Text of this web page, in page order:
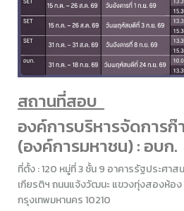
สถานที่สอบ
องค์การบริหารจัดการก๊
(องค์การมหาชน): อบก.
ที่ตั้ง: 120 หมู่ที่3ชั้น9 อาคารรัฐประศาส
เกียรติฯ ถนนแจ้งวัฒนะ แขวงทุ่งสองห้อ
กรุงเทพมหานคร10210